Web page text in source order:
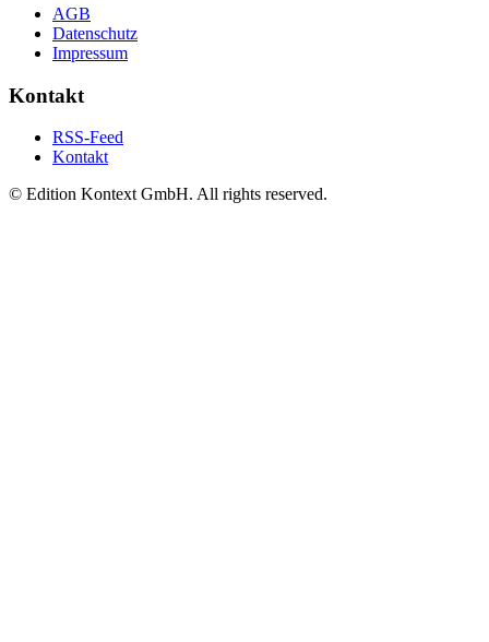
AGB
Datenschutz
Impressum
Kontakt
RSS-Feed
Kontakt
© Edition Kontext GmbH. All rights reserved.